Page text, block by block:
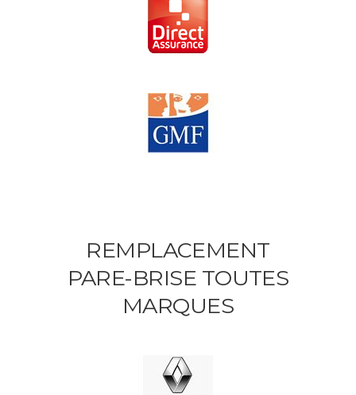
REMPLACEMENT
PARE-BRISE TOUTES
MARQUES